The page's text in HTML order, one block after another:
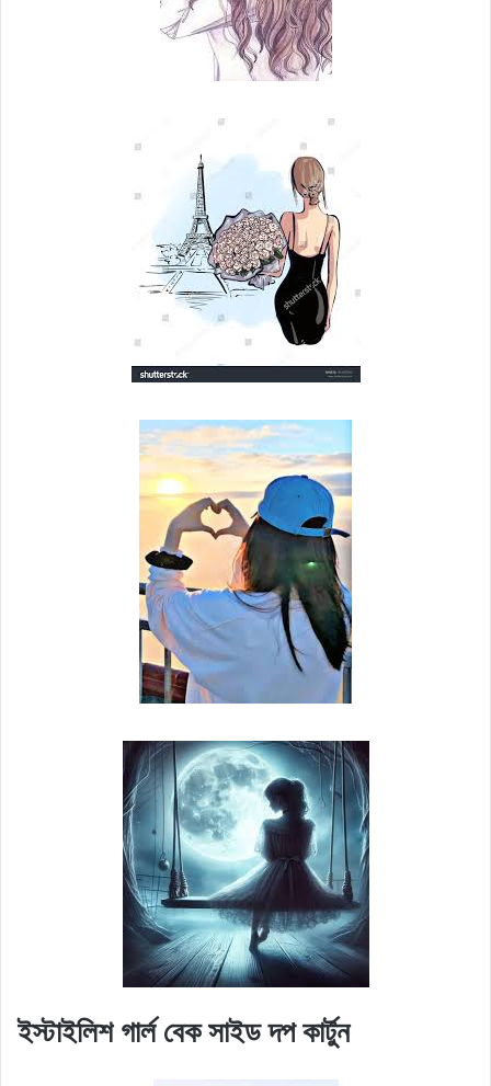
ইস্টাইলিশ গার্ল বেক সাইড দপ কার্টুন